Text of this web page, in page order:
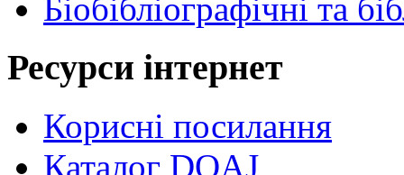
Біобібліографічні та
Ресурси інтернет
Корисні посилання
Каталог DOAJ